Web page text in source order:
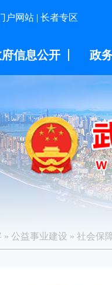
户网站 | 长者专区
信息公开 政
» 公益事业建设 » 社会保